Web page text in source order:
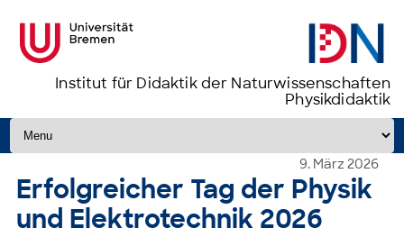
Institut für Didaktik der Naturwissenschaften
Physikdidaktik
Zum Inhalt springen
9. März 2026
Erfolgreicher Tag der Physik
und Elektrotechnik 2026